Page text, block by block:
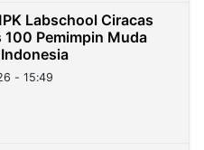
Labschool Ciracas
100 Pemimpin Muda
- 15:49